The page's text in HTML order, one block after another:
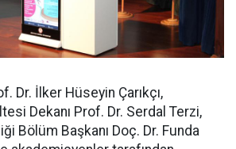
Dr. İlker Hüseyin Çarıkçı,
Dekanı Prof. Dr. Serdal Terzi,
Bölüm Başkanı Doç. Dr. Funda